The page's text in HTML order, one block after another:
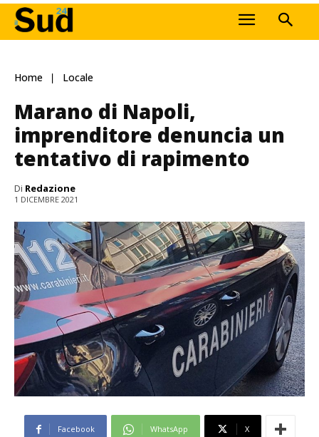
Home Locale
Marano di Napoli,
imprenditore denuncia un
tentativo di rapimento
Di Redazione
1 DICEMBRE 2021
Facebook WhatsApp X